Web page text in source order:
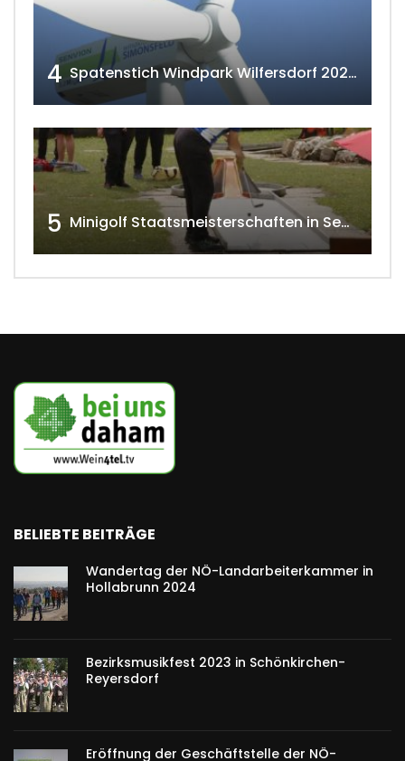
4 Spatenstich Windpark Wilfersdorf 2023 w4tv177
5 Minigolf Staatsmeisterschaften in Seefeld-Kadolz w4tv174
BELIEBTE BEITRÄGE
Wandertag der NÖ-Landarbeiterkammer in
Hollabrunn 2024
Bezirksmusikfest 2023 in Schönkirchen-
Reyersdorf
Eröffnung der Geschäftstelle der NÖ-